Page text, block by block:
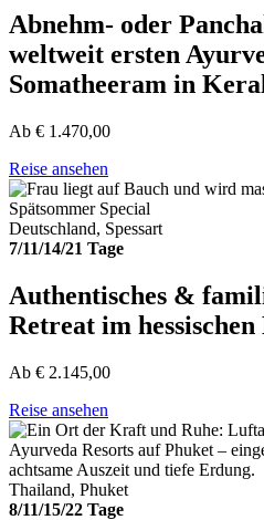
Abnehm- oder
weltweit ersten
Somatheeram in
Ab € 1.470,00
Reise ansehen
Spätsommer Special
Deutschland, Spessart
7/11/14/21 Tage
Authentisches &
Retreat im
Ab € 2.145,00
Reise ansehen
Thailand, Phuket
8/11/15/22 Tage